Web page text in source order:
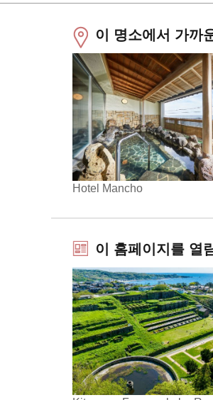
이 명소에서 가까
Hotel Mancho
이 홈페이지를 열